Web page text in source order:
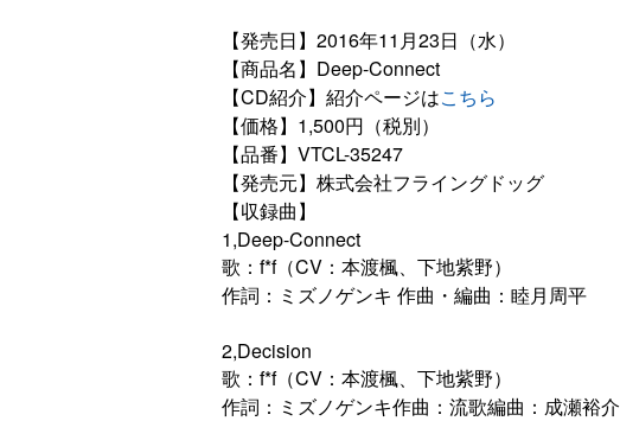
【発売日】2016年11月23日（水）
【商品名】Deep-Connect
【CD紹介】紹介ページはこちら
【価格】1,500円（税別）
【品番】VTCL-35247
【発売元】株式会社フライングドッグ
【収録曲】
1,Deep-Connect
歌：f*f（CV：本渡楓、下地紫野）
作詞：ミズノゲンキ 作曲・編曲：睦月周平
2,Decision
歌：f*f（CV：本渡楓、下地紫野）
作詞：ミズノゲンキ作曲：流歌編曲：成瀬裕介